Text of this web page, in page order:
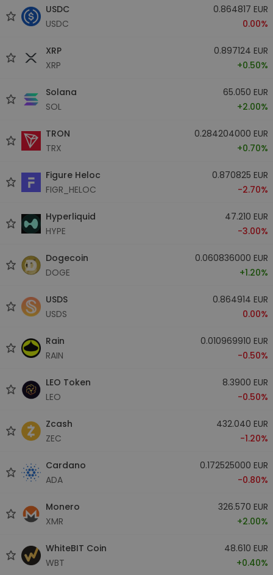
USDC
USDC
0.864817 EUR
0.00%
XRP
XRP
0.897124 EUR
+0.50%
Solana
SOL
65.050 EUR
+2.00%
TRON
TRX
0.284204000 EUR
+0.70%
Figure Heloc
FIGR_HELOC
0.870825 EUR
-2.70%
Hyperliquid
HYPE
47.210 EUR
-3.00%
Dogecoin
DOGE
0.060836000 EUR
+1.20%
USDS
USDS
0.864914 EUR
0.00%
Rain
RAIN
0.010969910 EUR
-0.50%
LEO Token
LEO
8.3900 EUR
-0.50%
Zcash
ZEC
432.040 EUR
-1.20%
Cardano
ADA
0.172525000 EUR
-0.80%
Monero
XMR
326.570 EUR
+2.00%
WhiteBIT Coin
WBT
48.610 EUR
+0.40%